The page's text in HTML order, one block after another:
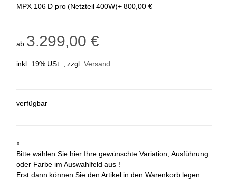
MPX 106 D pro (Netzteil 400W)+ 800,00 €
ab 3.299,00 €
inkl. 19% USt. , zzgl. Versand
verfügbar
x
Bitte wählen Sie hier Ihre gewünschte Variation, Ausführung
oder Farbe im Auswahlfeld aus !
Erst dann können Sie den Artikel in den Warenkorb legen.